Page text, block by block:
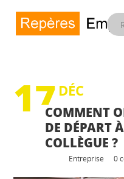
17DÉC
COMMENT
DE DÉPART
COLLÈGUE ?
Entreprise 0